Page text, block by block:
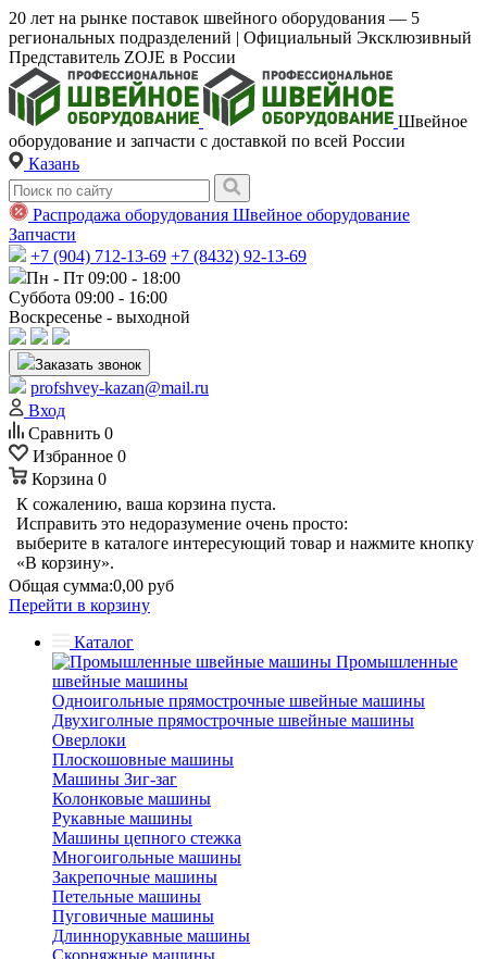
20 лет на рынке поставок швейного оборудования — 5
региональных подразделений | Официальный Эксклюзивный
Представитель ZOJE в России
Швейное
оборудование и запчасти с доставкой по всей России
Казань
Распродажа оборудования Швейное оборудование
Запчасти
+7 (904) 712-13-69 +7 (8432) 92-13-69
Пн - Пт 09:00 - 18:00
Суббота 09:00 - 16:00
Воскресенье - выходной
Заказать звонок
profshvey-kazan@mail.ru
Вход
Сравнить 0
Избранное 0
Корзина 0
К сожалению, ваша корзина пуста.
Исправить это недоразумение очень просто:
выберите в каталоге интересующий товар и нажмите кнопку
«В корзину».
Общая сумма:0,00 руб
Перейти в корзину
Каталог
Промышленные
швейные машины
Одноигольные прямострочные швейные машины
Двухиголные прямострочные швейные машины
Оверлоки
Плоскошовные машины
Машины Зиг-заг
Колонковые машины
Рукавные машины
Машины цепного стежка
Многоигольные машины
Закрепочные машины
Петельные машины
Пуговичные машины
Длиннорукавные машины
Скорняжные машины